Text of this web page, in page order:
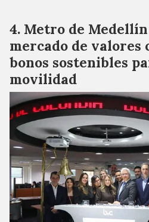
Metro de
mercado de valores
bonos sostenibles
movilidad